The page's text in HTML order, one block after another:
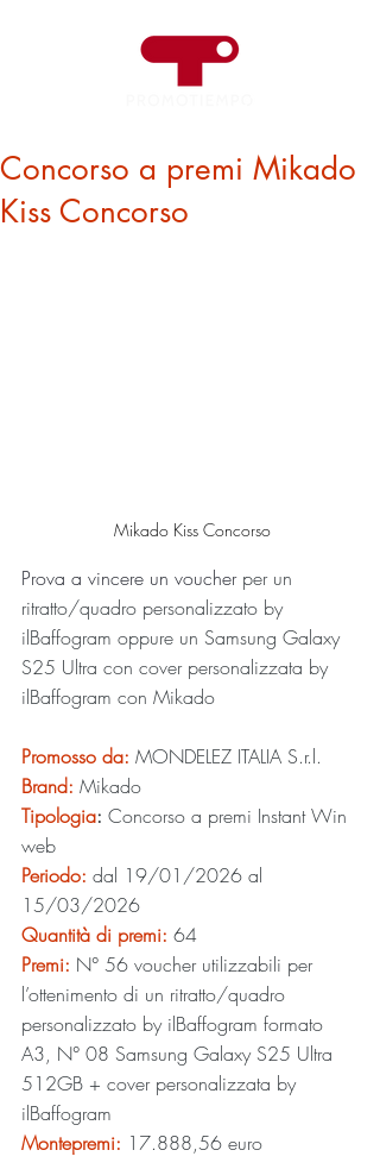
Concorso a premi Mikado
Kiss Concorso
Mikado Kiss Concorso
Prova a vincere un voucher per un
ritratto/quadro personalizzato by
ilBaffogram oppure un Samsung Galaxy
S25 Ultra con cover personalizzata by
ilBaffogram con Mikado
Promosso da: MONDELEZ ITALIA S.r.l.
Brand: Mikado
Tipologia: Concorso a premi Instant Win
web
Periodo: dal 19/01/2026 al
15/03/2026
Quantità di premi: 64
Premi: N° 56 voucher utilizzabili per
l’ottenimento di un ritratto/quadro
personalizzato by ilBaffogram formato
A3, N° 08 Samsung Galaxy S25 Ultra
512GB + cover personalizzata by
ilBaffogram
Montepremi: 17.888,56 euro